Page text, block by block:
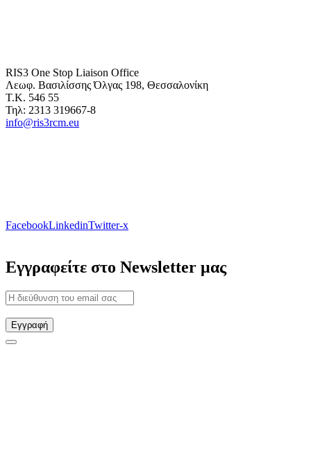
RIS3 One Stop Liaison Office
Λεωφ. Βασιλίσσης Όλγας 198, Θεσσαλονίκη
Τ.Κ. 546 55
Τηλ: 2313 319667-8
info@ris3rcm.eu
FacebookLinkedinTwitter-x
Εγγραφείτε στο Newsletter μας
Εγγραφή